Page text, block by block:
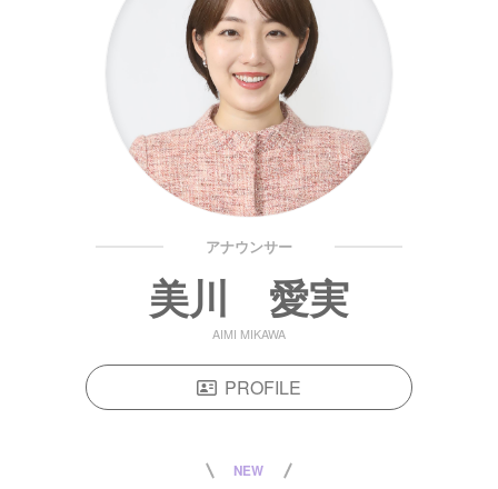
アナウンサー
美川 愛実
AIMI MIKAWA
PROFILE
NEW